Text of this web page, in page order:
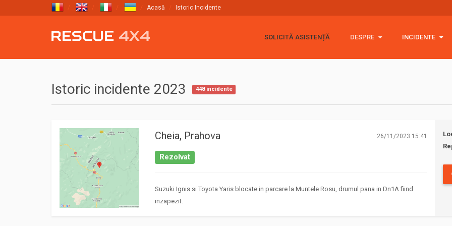
Acasă Istoric Incidente
SOLICITĂ ASISTENȚĂ DESPRE
DESPRE
GDPR
INCIDENTE
INCIDENTE
2024 (365)
Istoric incidente 2023 448 incidente
Cheia, Prahova 26/11/2023 15:41
Rezolvat
Suzuki Ignis si Toyota Yaris blocate in parcare la Muntele Rosu, drumul pana in Dn1A fiind
inzapezit.